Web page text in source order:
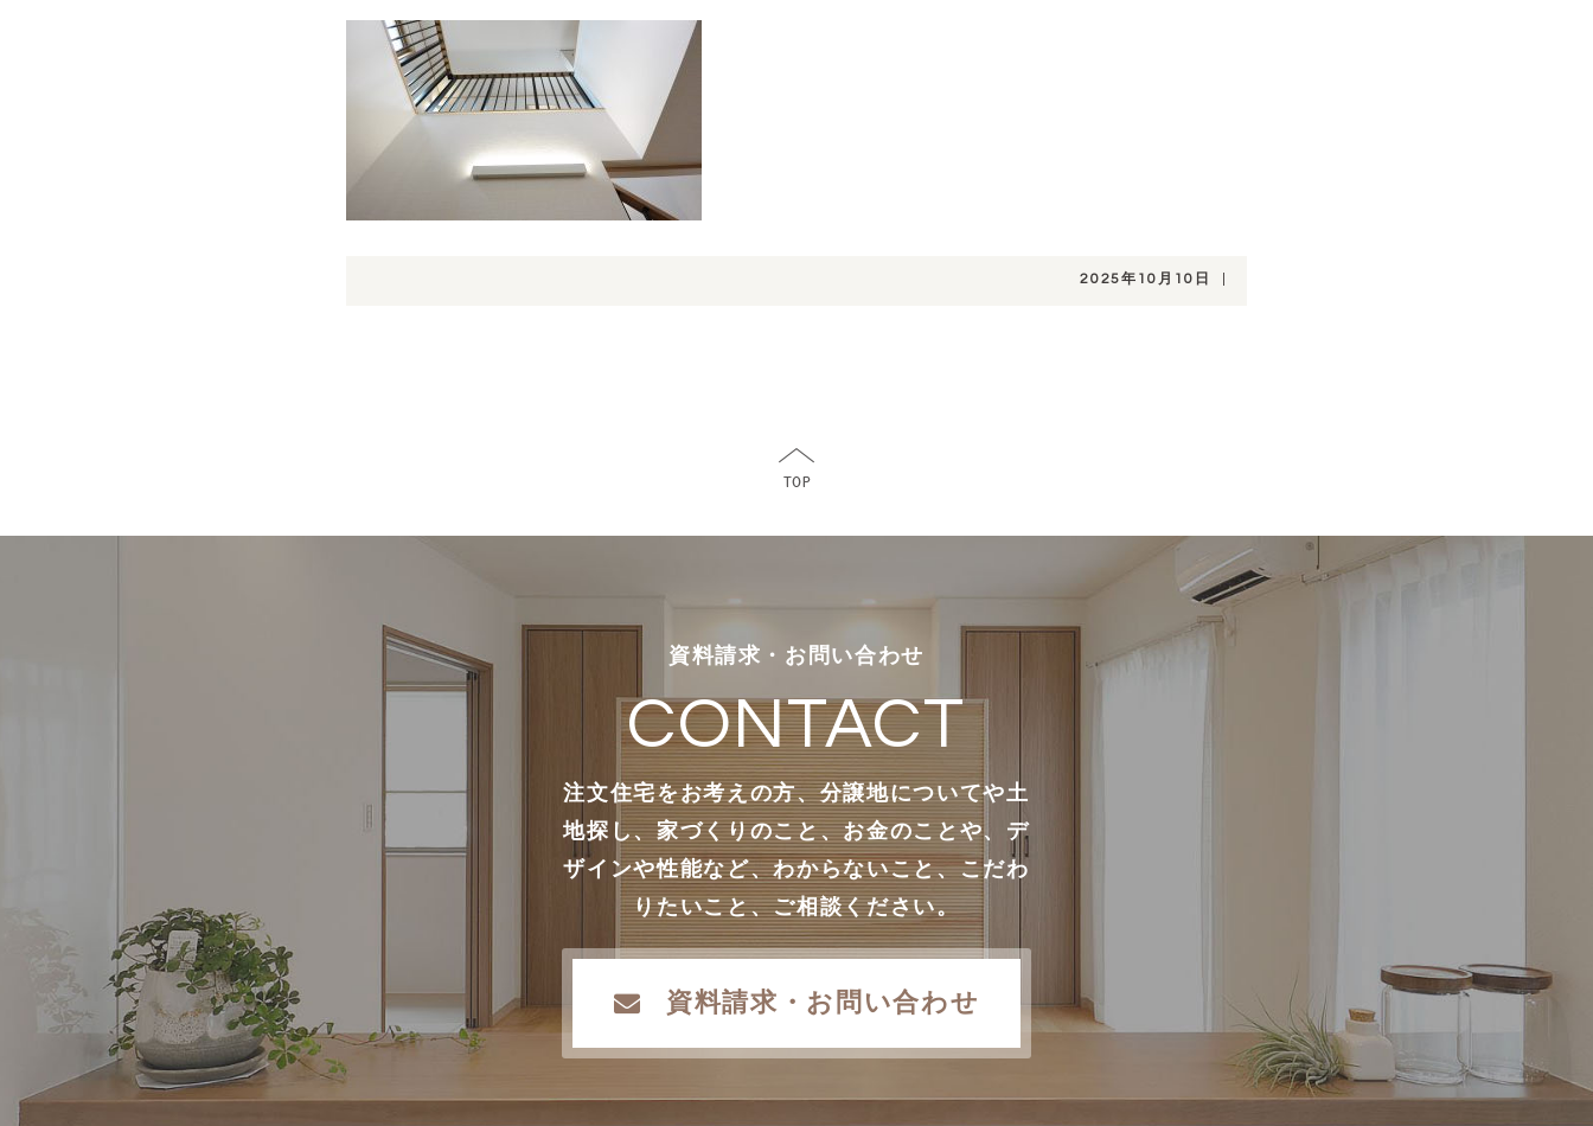
2025年10月10日
資料請求・お問い合わせ
CONTACT
注文住宅をお考えの方、分譲地についてや土
地探し、家づくりのこと、お金のことや、デ
ザインや性能など、わからないこと、こだわ
りたいこと、ご相談ください。
資料請求・お問い合わせ